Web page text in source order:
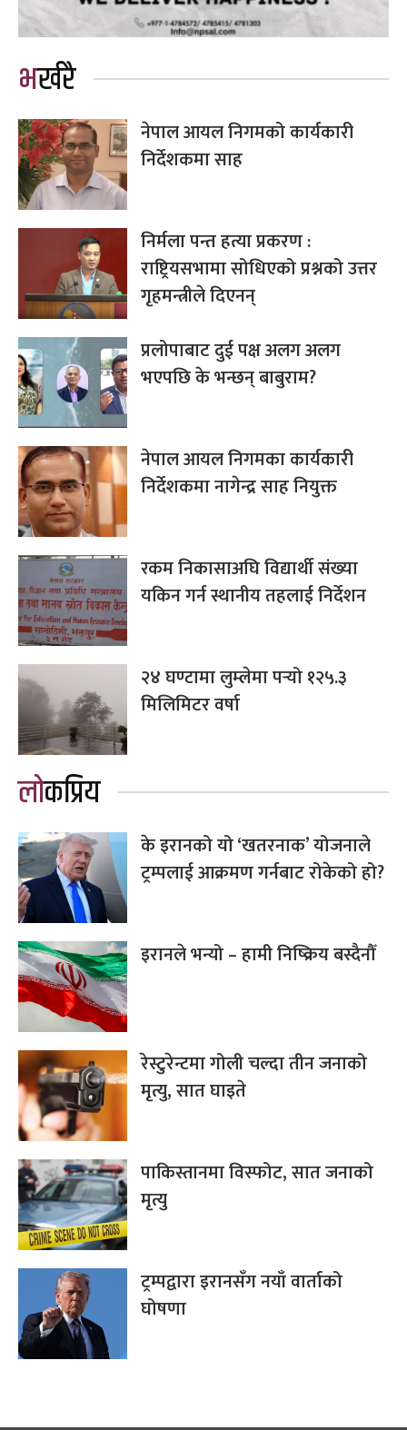
भर्खरै
नेपाल आयल निगमको कार्यकारी
निर्देशकमा साह
निर्मला पन्त हत्या प्रकरण :
राष्ट्रियसभामा सोधिएको प्रश्नको उत्तर
गृहमन्त्रीले दिएनन्
प्रलोपाबाट दुई पक्ष अलग अलग
भएपछि के भन्छन् बाबुराम?
नेपाल आयल निगमका कार्यकारी
निर्देशकमा नागेन्द्र साह नियुक्त
रकम निकासाअघि विद्यार्थी संख्या
यकिन गर्न स्थानीय तहलाई निर्देशन
२४ घण्टामा लुम्लेमा पर्‍यो १२५.३
मिलिमिटर वर्षा
लोकप्रिय
के इरानको यो ‘खतरनाक’ योजनाले
ट्रम्पलाई आक्रमण गर्नबाट रोकेको हो?
इरानले भन्यो – हामी निष्क्रिय बस्दैनौँ
रेस्टुरेन्टमा गोली चल्दा तीन जनाको
मृत्यु, सात घाइते
पाकिस्तानमा विस्फोट, सात जनाको
मृत्यु
ट्रम्पद्वारा इरानसँग नयाँ वार्ताको
घोषणा